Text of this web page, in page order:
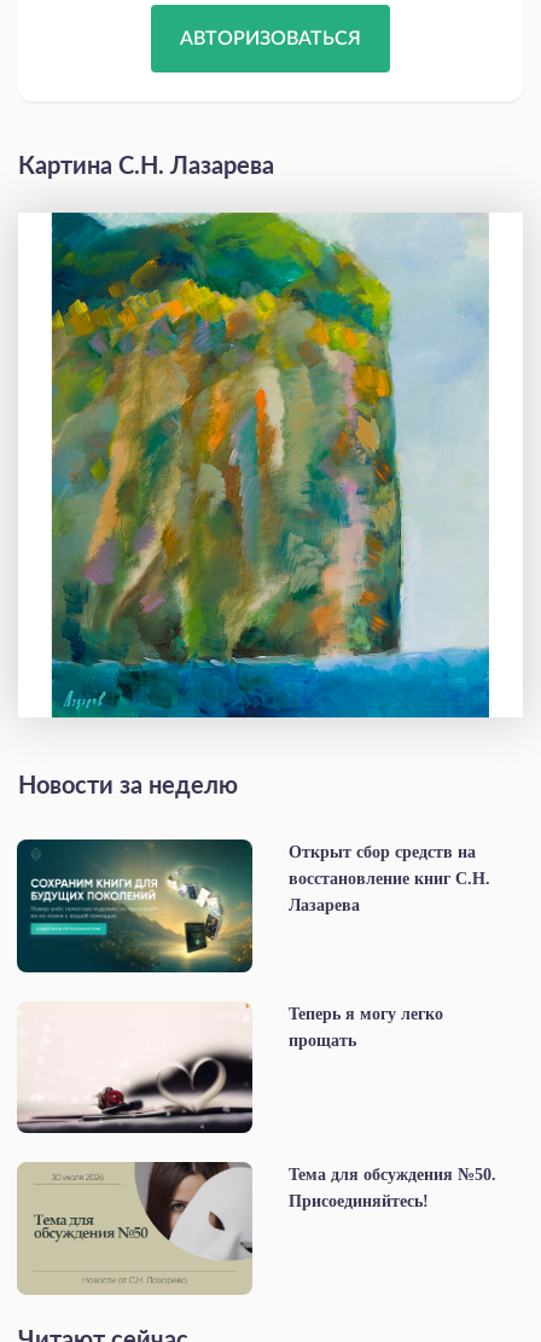
АВТОРИЗОВАТЬСЯ
Картина С.Н. Лазарева
Новости за неделю
Открыт сбор средств на
восстановление книг С.Н.
Лазарева
Теперь я могу легко
прощать
Тема для обсуждения №50.
Присоединяйтесь!